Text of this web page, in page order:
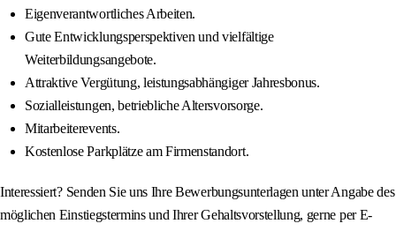
Eigenverantwortliches Arbeiten.
Gute Entwicklungsperspektiven und vielfältige
Weiterbildungsangebote.
Attraktive Vergütung, leistungsabhängiger Jahresbonus.
Sozialleistungen, betriebliche Altersvorsorge.
Mitarbeiterevents.
Kostenlose Parkplätze am Firmenstandort.
Interessiert? Senden Sie uns Ihre Bewerbungsunterlagen unter Angabe des
möglichen Einstiegstermins und Ihrer Gehaltsvorstellung, gerne per E-